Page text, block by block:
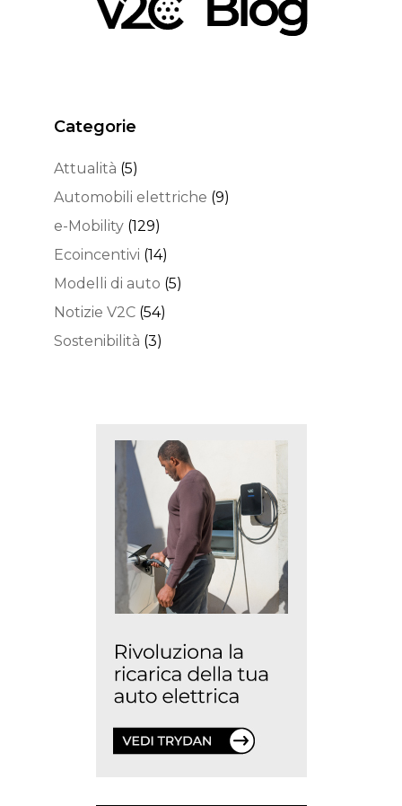
Categorie
Attualità (5)
Automobili elettriche (9)
e-Mobility (129)
Ecoincentivi (14)
Modelli di auto (5)
Notizie V2C (54)
Sostenibilità (3)